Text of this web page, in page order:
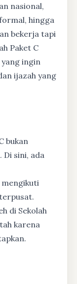
nasional,
hingga
bekerja tapi
Paket C
ingin
ijazah yang
bukan
sini, ada
di Sekolah
karena